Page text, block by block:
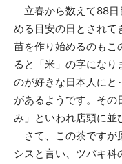
立春から数えて88日
める目安の日とされて
苗を作り始めるのもこ
ると「米」の字にな
のが好きな日本人にと
があるようです。そ
み」といわれ店頭に並
さて、この茶ですが
シスと言い、ツバキ